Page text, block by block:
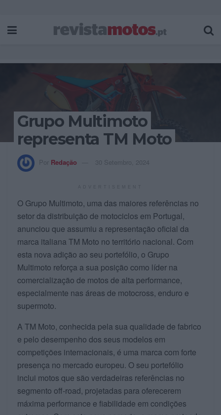
Grupo Multimoto
representa TM Moto
Por Redação 30 Setembro, 2024
O Grupo Multimoto, uma das maiores referências no
setor da distribuição de motociclos em Portugal,
anunciou que assumiu a representação oficial da
marca italiana TM Moto no território nacional. Com
esta nova adição ao seu portefólio, o Grupo
Multimoto reforça a sua posição como líder na
comercialização de motos de alta performance,
especialmente nas áreas de motocross, enduro e
supermoto.
A TM Moto, conhecida pela sua qualidade de fabrico
e pelo desempenho dos seus modelos em
competições internacionais, é uma marca com forte
presença no mercado europeu. O seu portefólio
inclui motos que são verdadeiras referências no
segmento off-road, projetadas para oferecerem
máxima performance e fiabilidade em condições